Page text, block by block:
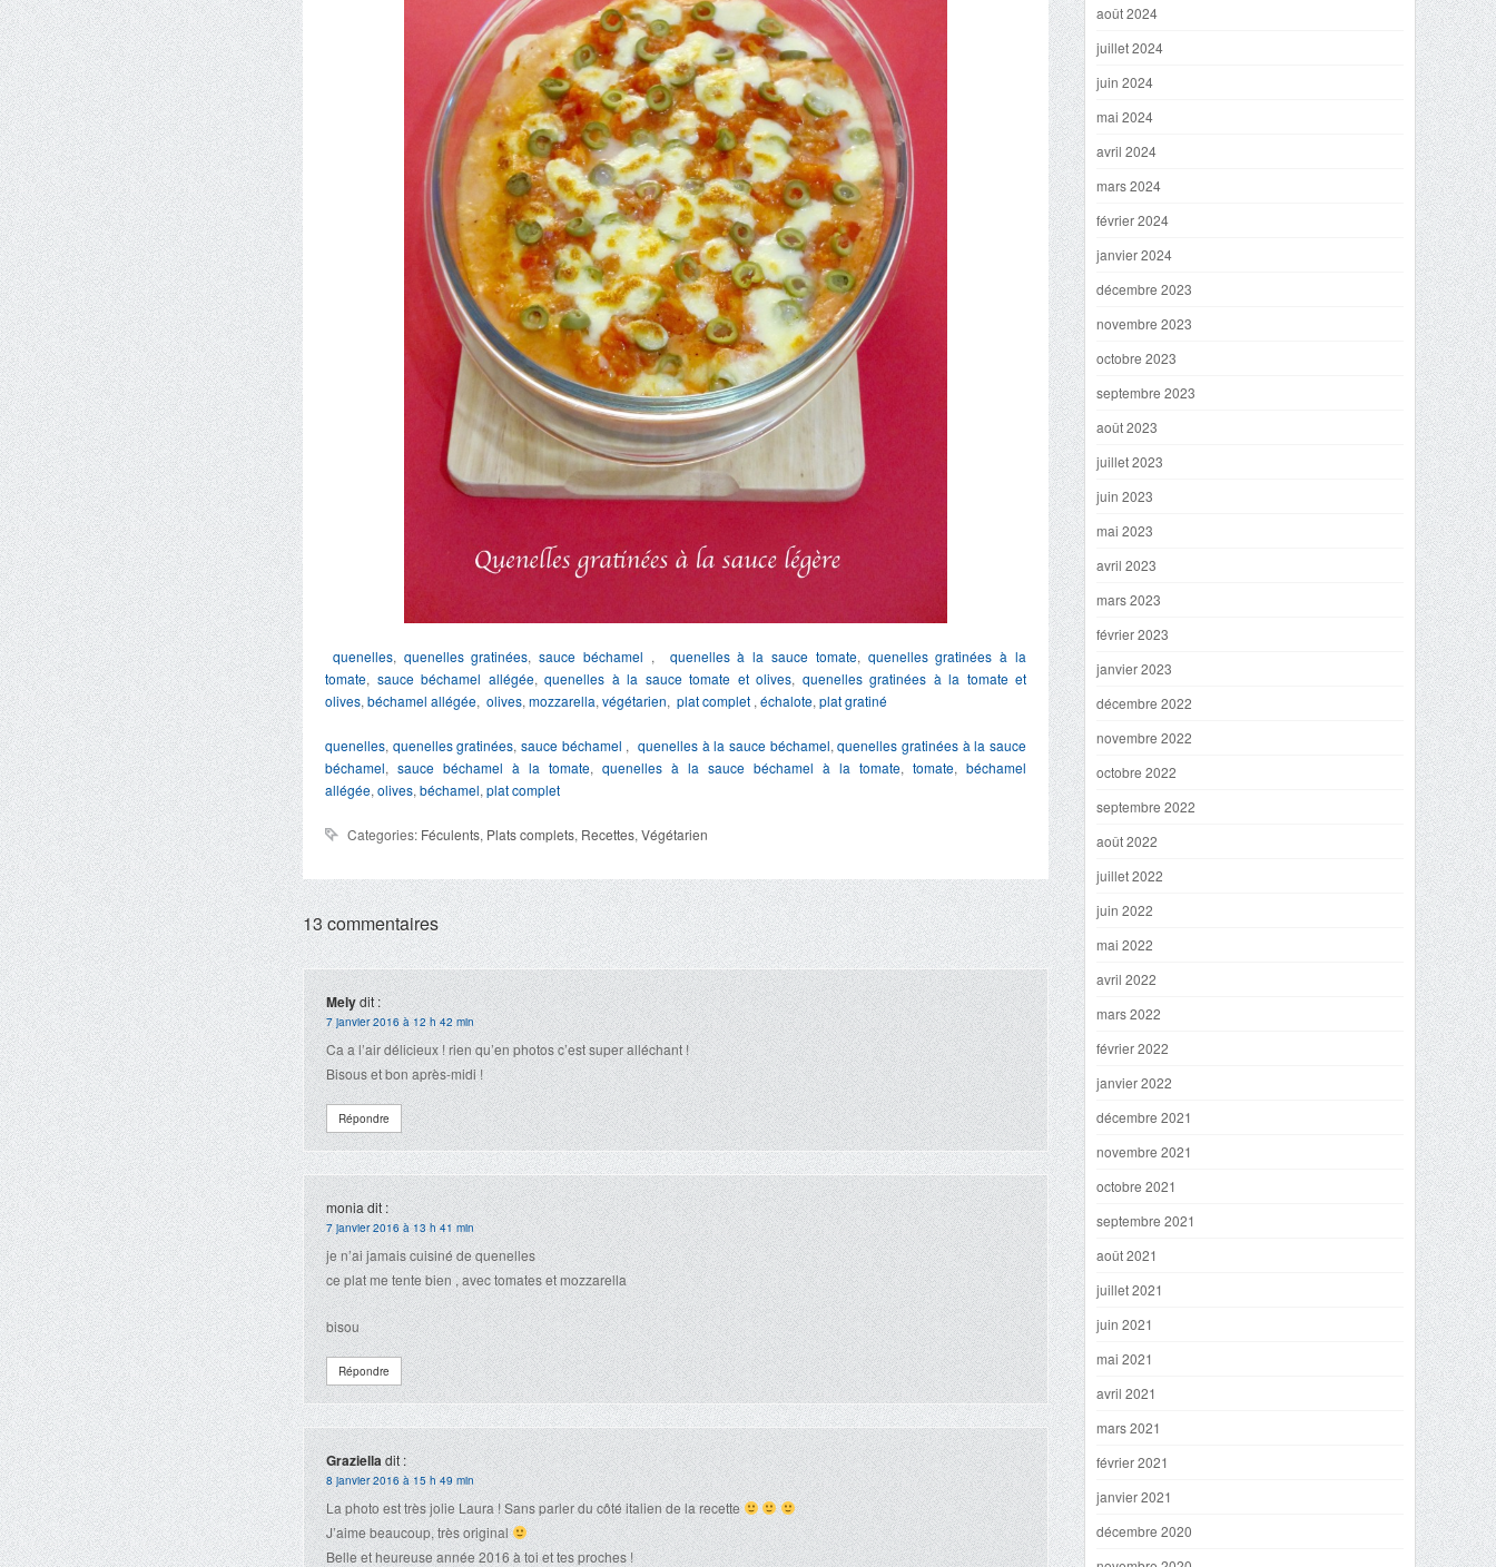
quenelles, quenelles gratinées,sauce béchamel , quenelles à la sauce tomate, quenelles gratinées à la
tomate, sauce béchamel allégée, quenelles à la sauce tomate et olives, quenelles gratinées à la tomate et
olives, béchamel allégée, olives, mozzarella, végétarien, plat complet , échalote, plat gratiné
quenelles, quenelles gratinées,sauce béchamel , quenelles à la sauce béchamel,quenelles gratinées à la sauce
béchamel, sauce béchamel à la tomate, quenelles à la sauce béchamel à la tomate, tomate, béchamel
allégée, olives, béchamel, plat complet
Categories: Féculents, Plats complets, Recettes, Végétarien
13 commentaires
Melydit :
7 janvier 2016 à 12 h 42 min
Ca a l’air délicieux ! rien qu’en photos c’est super alléchant !
Bisous et bon après-midi !
Répondre
moniadit :
7 janvier 2016 à 13 h 41 min
je n’ai jamais cuisiné de quenelles
ce plat me tente bien , avec tomates et mozzarella
bisou
Répondre
Grazielladit :
8 janvier 2016 à 15 h 49 min
La photo est très jolie Laura ! Sans parler du côté italien de la recette
J’aime beaucoup, très original
Belle et heureuse année 2016 à toi et tes proches !
août 2024
juillet 2024
juin 2024
mai 2024
avril 2024
mars 2024
février 2024
janvier 2024
décembre 2023
novembre 2023
octobre 2023
septembre 2023
août 2023
juillet 2023
juin 2023
mai 2023
avril 2023
mars 2023
février 2023
janvier 2023
décembre 2022
novembre 2022
octobre 2022
septembre 2022
août 2022
juillet 2022
juin 2022
mai 2022
avril 2022
mars 2022
février 2022
janvier 2022
décembre 2021
novembre 2021
octobre 2021
septembre 2021
août 2021
juillet 2021
juin 2021
mai 2021
avril 2021
mars 2021
février 2021
janvier 2021
décembre 2020